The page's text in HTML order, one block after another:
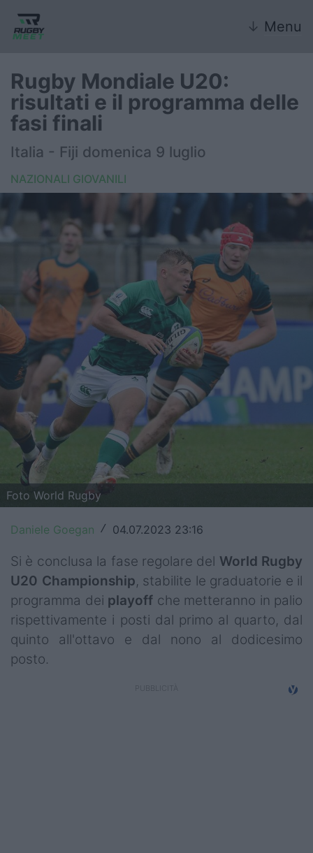
↓ Menu
Nazionale
Nazionali giovanili
Rugby Sevens
FIR
Internazionale
6 Nazioni
United Rugby Championship
Top14
Premiership
Champions Cup
Challenge Cup
World Rugby
Rugby World Cup
Mercato
Serie A Elite
Campionati
Rugby Mondiale U20:
risultati e il programma delle
fasi finali
Italia - Fiji domenica 9 luglio
NAZIONALI GIOVANILI
Foto World Rugby
Daniele Goegan / 04.07.2023 23:16
Si è conclusa la fase regolare del World Rugby
U20 Championship, stabilite le graduatorie e il
programma dei playoff che metteranno in palio
rispettivamente i posti dal primo al quarto, dal
quinto all'ottavo e dal nono al dodicesimo
posto.